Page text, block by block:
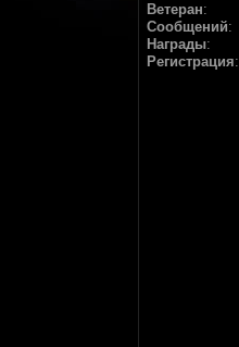
Ветеран:
Сообщений:
Награды:
Регистрация: